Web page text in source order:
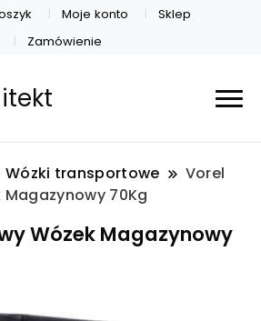
Moje konto
Sklep
Zamówienie
Wózki transportowe
Vorel
70Kg
Wózek Magazynowy